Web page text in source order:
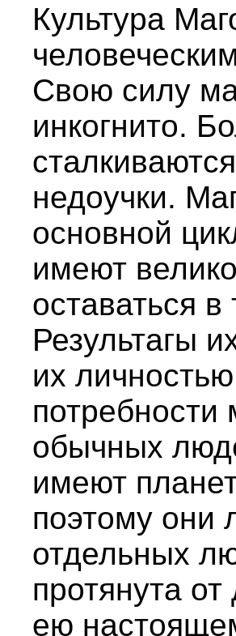
Культура
Свою силу
инкогнито.
недоучки.
основной
имеют
оставаться
Результагы
их
потребности
обычных
имеют
поэтому они
отдельных
протянута
ею